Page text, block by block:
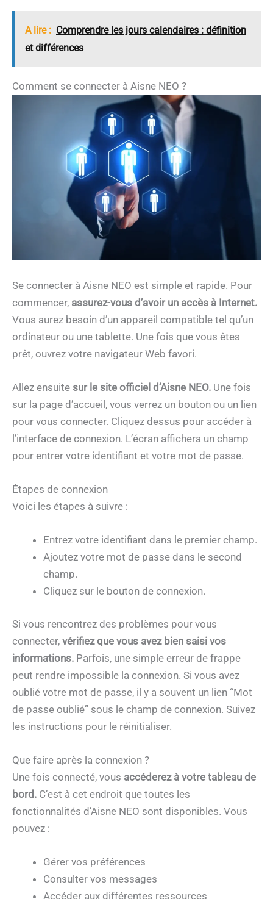
A lire : Comprendre les jours calendaires : définition
et différences
Comment se connecter à Aisne NEO ?
Se connecter à Aisne NEO est simple et rapide. Pour
commencer, assurez-vous d’avoir un accès à Internet.
Vous aurez besoin d’un appareil compatible tel qu’un
ordinateur ou une tablette. Une fois que vous êtes
prêt, ouvrez votre navigateur Web favori.
Allez ensuite sur le site officiel d’Aisne NEO. Une fois
sur la page d’accueil, vous verrez un bouton ou un lien
pour vous connecter. Cliquez dessus pour accéder à
l’interface de connexion. L’écran affichera un champ
pour entrer votre identifiant et votre mot de passe.
Étapes de connexion
Voici les étapes à suivre :
Entrez votre identifiant dans le premier champ.
Ajoutez votre mot de passe dans le second
champ.
Cliquez sur le bouton de connexion.
Si vous rencontrez des problèmes pour vous
connecter, vérifiez que vous avez bien saisi vos
informations. Parfois, une simple erreur de frappe
peut rendre impossible la connexion. Si vous avez
oublié votre mot de passe, il y a souvent un lien “Mot
de passe oublié” sous le champ de connexion. Suivez
les instructions pour le réinitialiser.
Que faire après la connexion ?
Une fois connecté, vous accéderez à votre tableau de
bord. C’est à cet endroit que toutes les
fonctionnalités d’Aisne NEO sont disponibles. Vous
pouvez :
Gérer vos préférences
Consulter vos messages
Accéder aux différentes ressources